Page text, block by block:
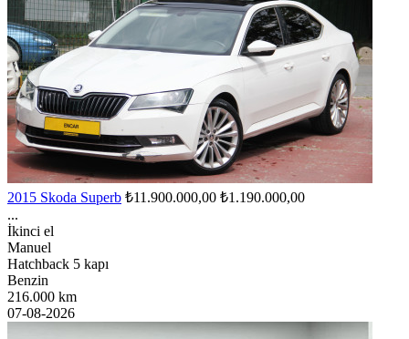
2015 Skoda Superb ₺11.900.000,00 ₺1.190.000,00
...
İkinci el
Manuel
Hatchback 5 kapı
Benzin
216.000 km
07-08-2026